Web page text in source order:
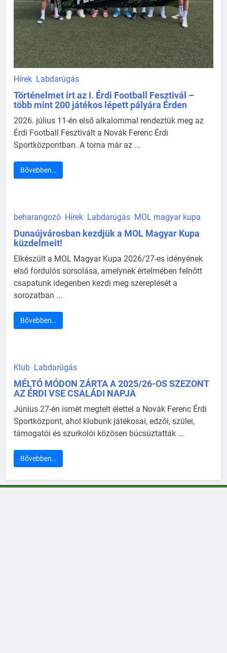
Hírek Labdarúgás
Történelmet írt az I. Érdi Football Fesztivál –
több mint 200 játékos lépett pályára Érden
2026. július 11-én első alkalommal rendeztük meg az
Érdi Football Fesztivált a Novák Ferenc Érdi
Sportközpontban. A torna már az ...
Bővebben…
beharangozó Hírek Labdarúgás MOL magyar kupa
Dunaújvárosban kezdjük a MOL Magyar Kupa
küzdelmeit!
Elkészült a MOL Magyar Kupa 2026/27-es idényének
első fordulós sorsolása, amelynek értelmében felnőtt
csapatunk idegenben kezdi meg szereplését a
sorozatban ...
Bővebben…
Klub Labdarúgás
MÉLTÓ MÓDON ZÁRTA A 2025/26-OS SZEZONT
AZ ÉRDI VSE CSALÁDI NAPJA
Június 27-én ismét megtelt élettel a Novák Ferenc Érdi
Sportközpont, ahol klubunk játékosai, edzői, szülei,
támogatói és szurkolói közösen búcsúztatták ...
Bővebben…